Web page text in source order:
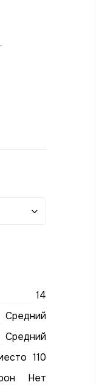
14
Средний
Средний
110
Нет